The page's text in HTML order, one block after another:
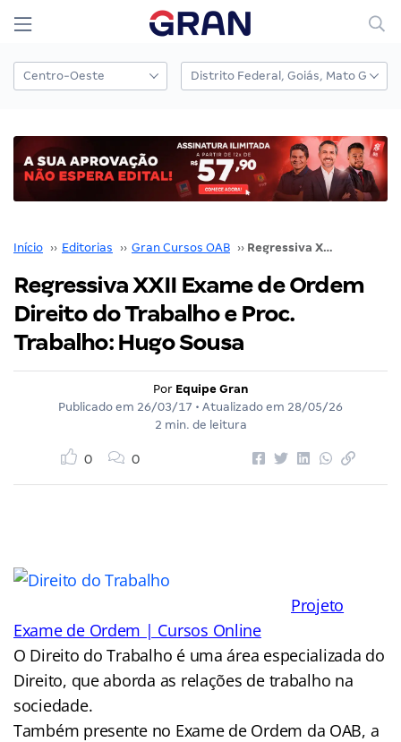
Início ›› Editorias ›› Gran Cursos OAB ›› Regressiva XXII Exame de Ordem Direito do Trabalho e Proc. Trabalho: Hugo Sousa
Regressiva XXII Exame de Ordem
Direito do Trabalho e Proc.
Trabalho: Hugo Sousa
Por Equipe Gran
Publicado em 26/03/17 • Atualizado em 28/05/26
2 min. de leitura
0 0
Projeto
Exame de Ordem | Cursos Online
O Direito do Trabalho é uma área especializada do
Direito, que aborda as relações de trabalho na
sociedade.
Também presente no Exame de Ordem da OAB, a